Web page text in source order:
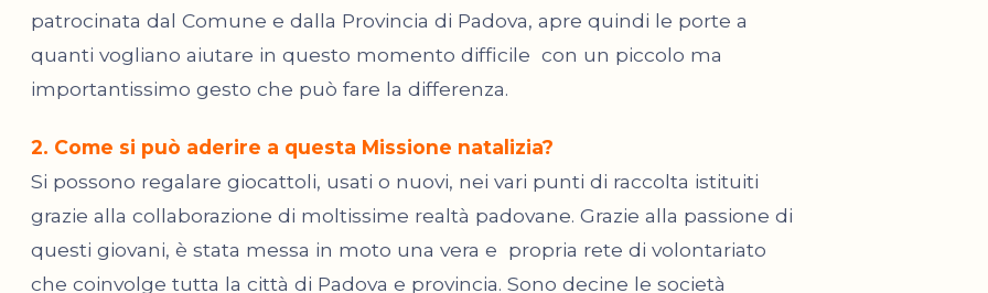
patrocinata dal Comune e dalla Provincia di Padova, apre quindi le porte a
quanti vogliano aiutare in questo momento difficile con un piccolo ma
importantissimo gesto che può fare la differenza.
2. Come si può aderire a questa Missione natalizia?
Si possono regalare giocattoli, usati o nuovi, nei vari punti di raccolta istituiti
grazie alla collaborazione di moltissime realtà padovane. Grazie alla passione di
questi giovani, è stata messa in moto una vera e propria rete di volontariato
che coinvolge tutta la città di Padova e provincia. Sono decine le società